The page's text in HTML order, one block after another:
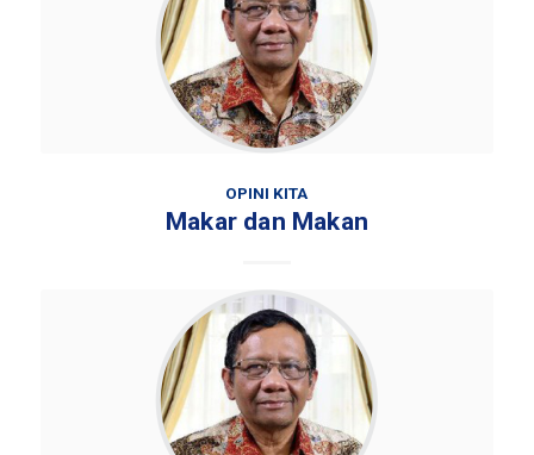
OPINI KITA
Makar dan Makan